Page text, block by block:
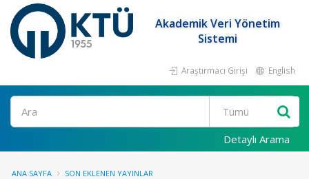
Akademik Veri Yönetim
Sistemi
Araştırmacı Girişi English
Ara
Detaylı Arama
ANA SAYFA SON EKLENEN YAYINLAR